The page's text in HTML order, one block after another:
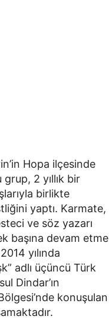
Hopa ilçesinde
2 yıllık bir
birlikte
yaptı. Karmate,
ve söz yazarı
başına devam etme
yılında
adlı üçüncü Türk
Dindar’ın
konuşulan